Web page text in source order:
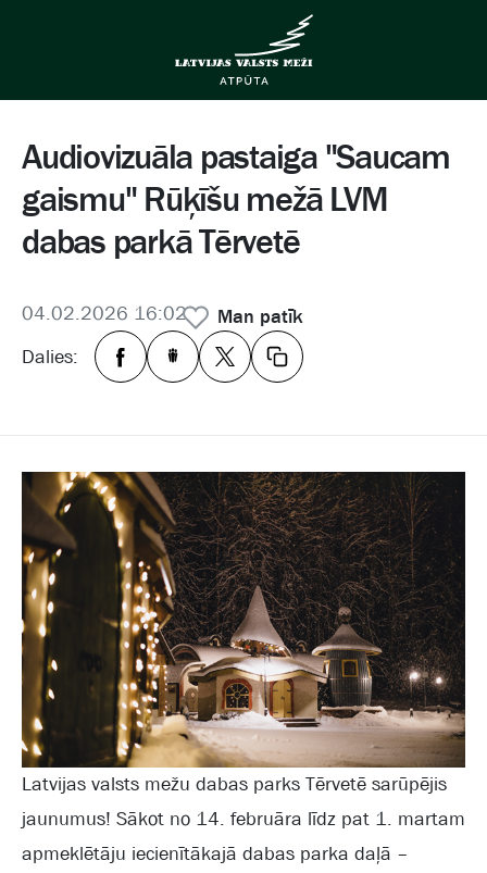
Audiovizuāla pastaiga "Saucam
gaismu" Rūķīšu mežā LVM
dabas parkā Tērvetē
04.02.2026 16:02
Man patīk
Dalies:
Latvijas valsts mežu dabas parks Tērvetē sarūpējis
jaunumus! Sākot no 14. februāra līdz pat 1. martam
apmeklētāju iecienītākajā dabas parka daļā –